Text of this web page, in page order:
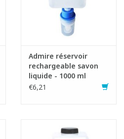
Admire réservoir
rechargeable savon
liquide - 1000 ml
€6,21